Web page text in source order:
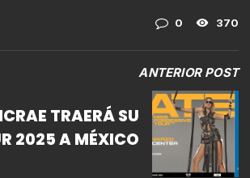
0 370
ANTERIOR POST
TRAERÁ SU
2025 A MÉXICO